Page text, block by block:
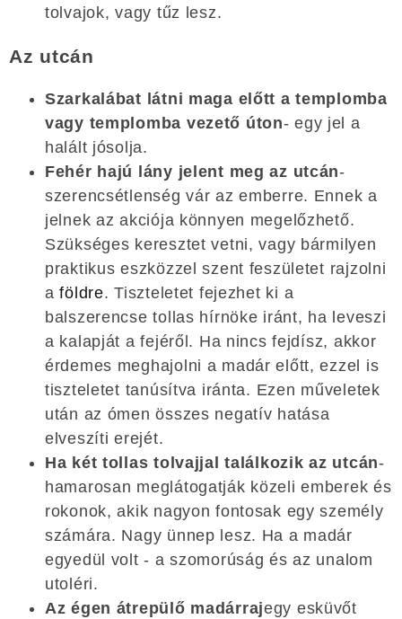
tolvajok, vagy tűz lesz.
Az utcán
Szarkalábat látni maga előtt a templomba
vagy templomba vezető úton- egy jel a
halált jósolja.
Fehér hajú lány jelent meg az utcán-
szerencsétlenség vár az emberre. Ennek a
jelnek az akciója könnyen megelőzhető.
Szükséges keresztet vetni, vagy bármilyen
praktikus eszközzel szent feszületet rajzolni
aföldre. Tiszteletet fejezhet ki a
balszerencse tollas hírnöke iránt, ha leveszi
a kalapját a fejéről. Ha nincs fejdísz, akkor
érdemes meghajolni a madár előtt, ezzel is
tiszteletet tanúsítva iránta. Ezen műveletek
után az ómen összes negatív hatása
elveszíti erejét.
Ha két tollas tolvajjal találkozik az utcán-
hamarosan meglátogatják közeli emberek és
rokonok, akik nagyon fontosak egy személy
számára. Nagy ünnep lesz. Ha a madár
egyedül volt - a szomorúság és az unalom
utoléri.
Az égen átrepülő madárrajegy esküvőt